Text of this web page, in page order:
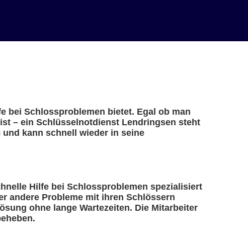
bei Schlossproblemen bietet. Egal ob man
– ein Schlüsselnotdienst Lendringsen steht
kann schnell wieder in seine
Hilfe bei Schlossproblemen spezialisiert
andere Probleme mit ihren Schlössern
ohne lange Wartezeiten. Die Mitarbeiter